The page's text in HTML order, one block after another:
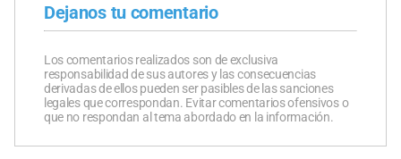
Dejanos tu comentario
Los comentarios realizados son de exclusiva
responsabilidad de sus autores y las consecuencias
derivadas de ellos pueden ser pasibles de las sanciones
legales que correspondan. Evitar comentarios ofensivos o
que no respondan al tema abordado en la información.